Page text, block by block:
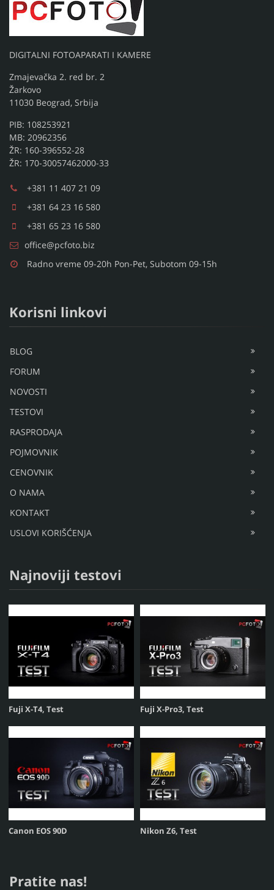
DIGITALNI FOTOAPARATI I KAMERE
Zmajevačka 2. red br. 2
Žarkovo
11030 Beograd, Srbija
PIB: 108253921
MB: 20962356
ŽR: 160-396552-28
ŽR: 170-30057462000-33
+381 11 407 21 09
+381 64 23 16 580
+381 65 23 16 580
office@pcfoto.biz
Radno vreme 09-20h Pon-Pet, Subotom 09-15h
Korisni linkovi
BLOG
FORUM
NOVOSTI
TESTOVI
RASPRODAJA
POJMOVNIK
CENOVNIK
O NAMA
KONTAKT
USLOVI KORIŠĆENJA
Najnoviji testovi
Fuji X-T4, Test Fuji X-Pro3, Test
Canon EOS 90D Nikon Z6, Test
Pratite nas!